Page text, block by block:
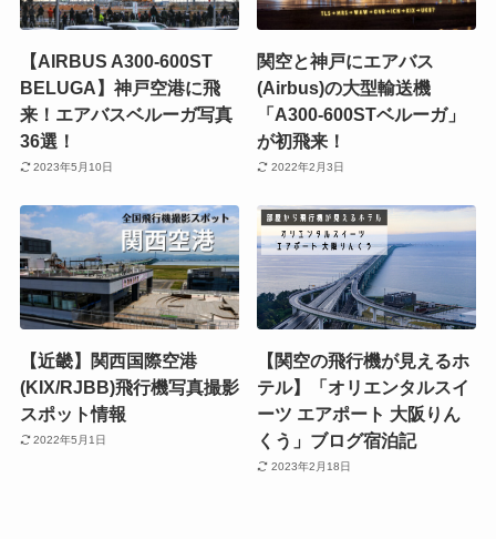
【AIRBUS A300-600ST
BELUGA】神戸空港に飛
来！エアバスベルーガ写真
36選！
2023年5月10日
関空と神戸にエアバス
(Airbus)の大型輸送機
「A300-600STベルーガ」
が初飛来！
2022年2月3日
【近畿】関西国際空港
(KIX/RJBB)飛行機写真撮影
スポット情報
2022年5月1日
【関空の飛行機が見えるホ
テル】「オリエンタルスイ
ーツ エアポート 大阪りん
くう」ブログ宿泊記
2023年2月18日